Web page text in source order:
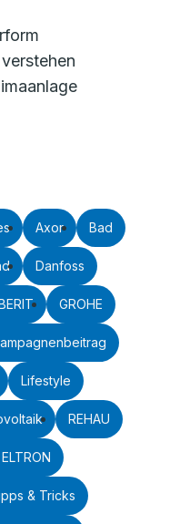
Axor Bad
Danfoss
GROHE
Lifestyle
REHAU
& Tricks